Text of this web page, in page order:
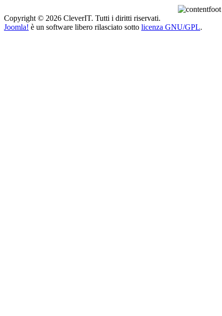
Copyright © 2026 CleverIT. Tutti i diritti riservati.
Joomla! è un software libero rilasciato sotto licenza GNU/GPL.